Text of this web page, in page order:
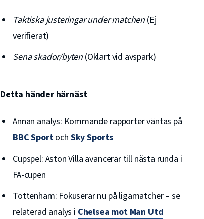
Taktiska justeringar under matchen (Ej
verifierat)
Sena skador/byten (Oklart vid avspark)
Detta händer härnäst
Annan analys: Kommande rapporter väntas på
BBC Sportoch Sky Sports
Cupspel: Aston Villa avancerar till nästa runda i
FA-cupen
Tottenham: Fokuserar nu på ligamatcher – se
relaterad analys i Chelsea mot Man Utd